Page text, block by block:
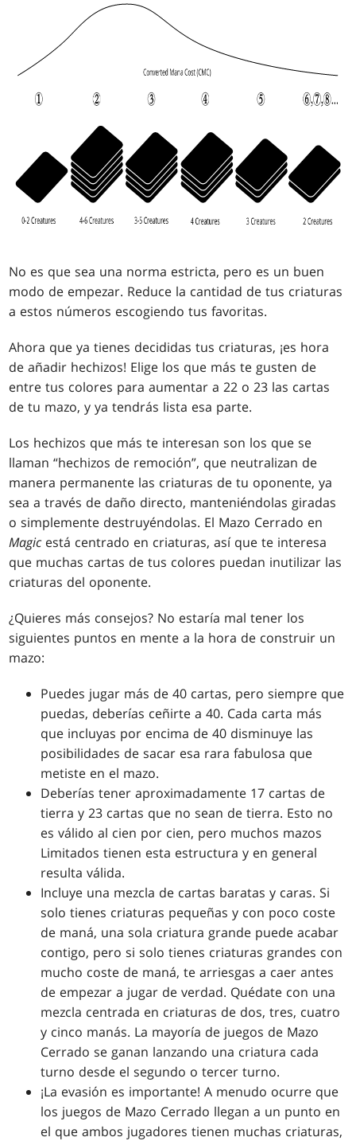
No es que sea una norma estricta, pero es un buen
modo de empezar. Reduce la cantidad de tus criaturas
a estos números escogiendo tus favoritas.
Ahora que ya tienes decididas tus criaturas, ¡es hora
de añadir hechizos! Elige los que más te gusten de
entre tus colores para aumentar a 22 o 23 las cartas
de tu mazo, y ya tendrás lista esa parte.
Los hechizos que más te interesan son los que se
llaman “hechizos de remoción”, que neutralizan de
manera permanente las criaturas de tu oponente, ya
sea a través de daño directo, manteniéndolas giradas
o simplemente destruyéndolas. El Mazo Cerrado en
Magic está centrado en criaturas, así que te interesa
que muchas cartas de tus colores puedan inutilizar las
criaturas del oponente.
¿Quieres más consejos? No estaría mal tener los
siguientes puntos en mente a la hora de construir un
mazo:
Puedes jugar más de 40 cartas, pero siempre que
puedas, deberías ceñirte a 40. Cada carta más
que incluyas por encima de 40 disminuye las
posibilidades de sacar esa rara fabulosa que
metiste en el mazo.
Deberías tener aproximadamente 17 cartas de
tierra y 23 cartas que no sean de tierra. Esto no
es válido al cien por cien, pero muchos mazos
Limitados tienen esta estructura y en general
resulta válida.
Incluye una mezcla de cartas baratas y caras. Si
solo tienes criaturas pequeñas y con poco coste
de maná, una sola criatura grande puede acabar
contigo, pero si solo tienes criaturas grandes con
mucho coste de maná, te arriesgas a caer antes
de empezar a jugar de verdad. Quédate con una
mezcla centrada en criaturas de dos, tres, cuatro
y cinco manás. La mayoría de juegos de Mazo
Cerrado se ganan lanzando una criatura cada
turno desde el segundo o tercer turno.
¡La evasión es importante! A menudo ocurre que
los juegos de Mazo Cerrado llegan a un punto en
el que ambos jugadores tienen muchas criaturas,